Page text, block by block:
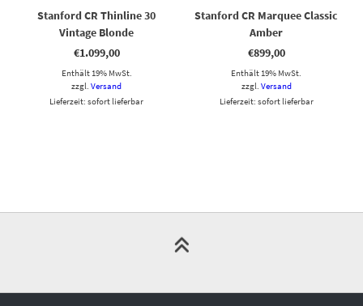
Stanford CR Thinline 30
Vintage Blonde
€1.099,00
Enthält 19% MwSt.
zzgl.Versand
Lieferzeit: sofort lieferbar
Stanford CR Marquee Classic
Amber
€899,00
Enthält 19% MwSt.
zzgl. Versand
Lieferzeit: sofort lieferbar